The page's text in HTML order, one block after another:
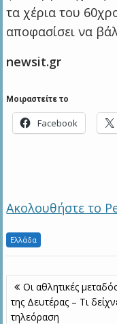
τα χέρια του
αποφασίσει να
newsit.gr
Μοιραστείτε το
Facebook
Ακολουθήστε το
Ελλάδα
Πλοήγηση
άρθρων
Οι αθλητικές
της Δευτέρας – Τι
τηλεόραση